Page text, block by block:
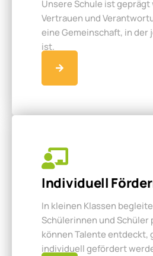
Unsere Schule ist geprägt
Vertrauen und
eine Gemeinschaft, in der
ist.
Individuell
In kleinen Klassen
Schülerinnen und Schüler
können Talente entdeckt,
individuell gefördert